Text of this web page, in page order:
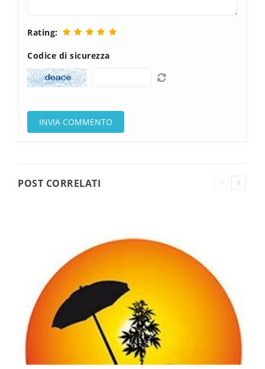
Rating:
Codice di sicurezza
POST CORRELATI